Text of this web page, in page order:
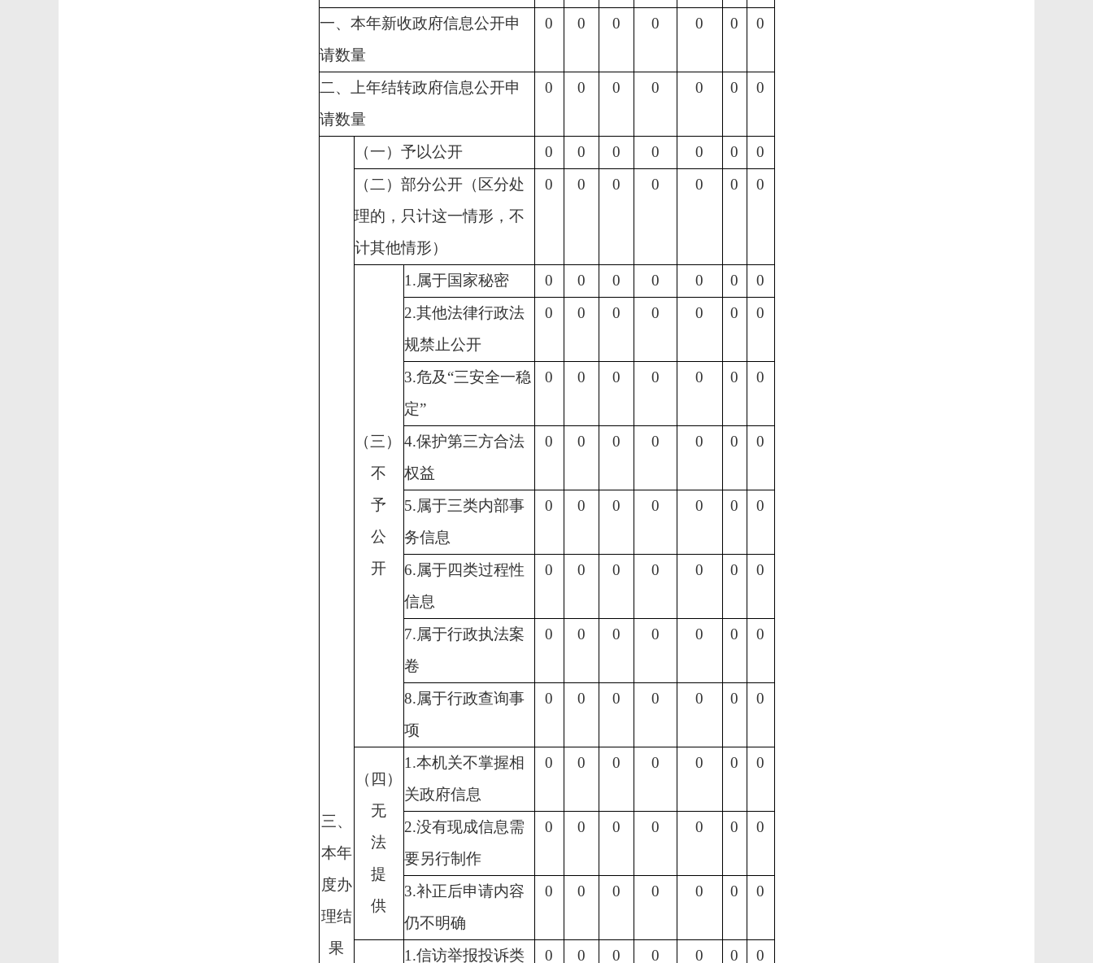
一、本年新收政府信息公开申
请数量
0 0 0 0 0 0 0
二、上年结转政府信息公开申
请数量
0 0 0 0 0 0 0
三、
本年
度办
理结
果
（一）予以公开 0 0 0 0 0 0
0
（二）部分公开（区分处
理的，只计这一情形，不
计其他情形）
0 0 0 0 0 0 0
（三）
不
予
公
开
1 .属于国家秘密 0 0 0 0 0 0
0
2.其他法律行政法
规禁止公开
0 0 0 0 0 0 0
3.危及“三安全一稳
定”
0 0 0 0 0 0 0
4.保护第三方合法
权益
0 0 0 0 0 0 0
5.属于三类内部事
务信息
0 0 0 0 0 0 0
6.属于四类过程性
信息
0 0 0 0 0 0 0
7.属于行政执法案
卷
0 0 0 0 0 0 0
8.属于行政查询事
项
0 0 0 0 0 0 0
（四）
无
法
提
供
1 .本机关不掌握相
关政府信息
0 0 0 0 0 0 0
2.没有现成信息需
要另行制作
0 0 0 0 0 0 0
3.补正后申请内容
仍不明确
0 0 0 0 0 0 0
1 .信访举报投诉类 0 0 0 0 0 0 0